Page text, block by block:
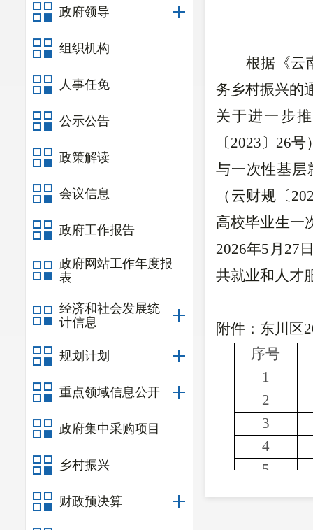
政府领导
组织机构
人事任免
公示公告
政策解读
会议信息
政府工作报告
政府网站工作年度报
表
经济和社会发展统
计信息
规划计划
重点领域信息公开
政府集中采购项目
乡村振兴
财政预决算
根据《云
务乡村振兴的
关于进一步
〔2023〕26
与一次性基层
（云财规〔
高校毕业生一
2026年5月27
共就业和人才
附件：东川区
序号
1
2
3
4
5